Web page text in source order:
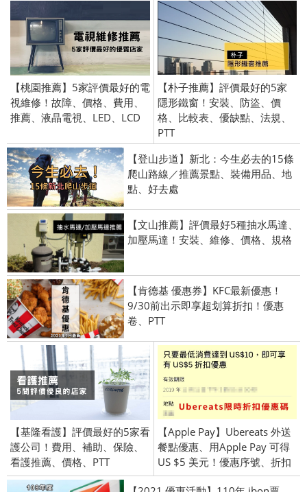
【桃園推薦】5家評價最好的電
視維修！故障、價格、費用、
推薦、液晶電視、LED、LCD
【朴子推薦】評價最好的5家
隱形鐵窗！安裝、防盜、價
格、比較表、優缺點、法規、
PTT
【登山步道】新北：今生必去的15條
爬山路線／推薦景點、裝備用品、地
點、好去處
【文山推薦】評價最好5種抽水馬達、
加壓馬達！安裝、維修、價格、規格
【肯德基 優惠券】KFC最新優惠！
9/30前出示即享超划算折扣！優惠
卷、PTT
【基隆看護】評價最好的5家看
護公司！費用、補助、保險、
看護推薦、價格、PTT
【Apple Pay】Ubereats 外送
餐點優惠、用Apple Pay 可得
US $5 美元！優惠序號、折扣